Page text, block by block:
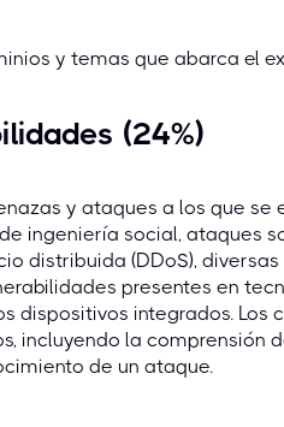
y temas que abarca el
(24%)
y ataques a los que se
ingeniería social, ataques
distribuida (DDoS),
presentes en
dispositivos integrados. Los
incluyendo la comprensión
de un ataque.